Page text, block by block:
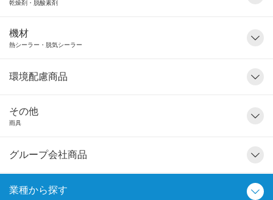
乾燥剤・脱酸素剤
機材
熱シーラー・脱気シーラー
環境配慮商品
その他
雨具
グループ会社商品
業種から探す